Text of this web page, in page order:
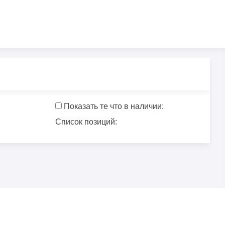
Показать те что в наличии:
Список позиций: